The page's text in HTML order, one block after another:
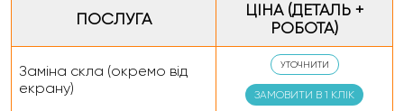
ПОСЛУГА
ЦІНА (ДЕТАЛЬ +
РОБОТА)
Заміна скла (окремо від
екрану)
УТОЧНИТИ
ЗАМОВИТИ В 1 КЛІК